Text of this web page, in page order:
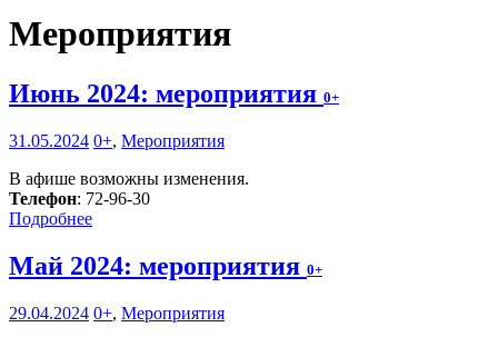
Мероприятия
Июнь 2024: мероприятия 0+
31.05.2024 0+, Мероприятия
В афише возможны изменения.
Телефон: 72-96-30
Подробнее
Май 2024: мероприятия 0+
29.04.2024 0+, Мероприятия